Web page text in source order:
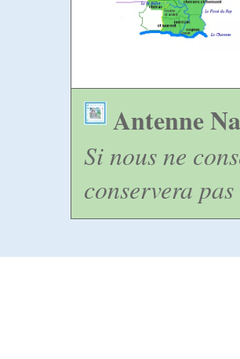
Antenne
Si nous ne
conservera pas